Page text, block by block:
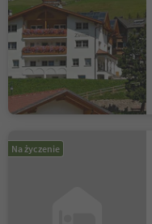
Na życzenie